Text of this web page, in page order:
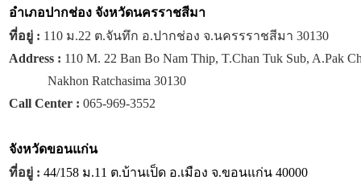
อำเภอปากช่อง จังหวัดนครราชสีมา
ที่อยู่ : 110 ม.22 ต.จันทึก อ.ปากช่อง จ.นครรราชสีมา 30130
Address : 110 M. 22 Ban Bo Nam Thip, T.Chan Tuk Sub, A.Pak
Nakhon Ratchasima 30130
Call Center : 065-969-3552
จังหวัดขอนแก่น
ที่อยู่ : 44/158 ม.11 ต.บ้านเป็ด อ.เมือง จ.ขอนแก่น 40000